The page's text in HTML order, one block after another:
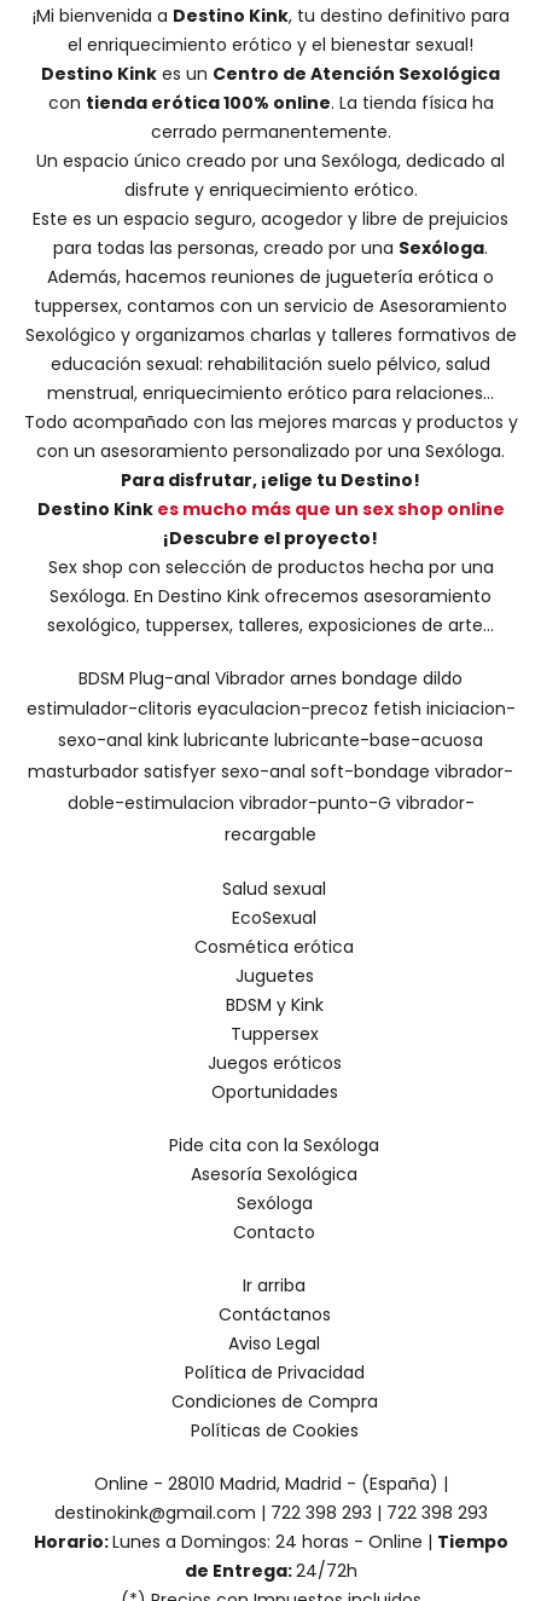
¡Mi bienvenida a Destino Kink, tu destino definitivo para
el enriquecimiento erótico y el bienestar sexual!
Destino Kink es un Centro de Atención Sexológica
con tienda erótica 100% online. La tienda física ha
cerrado permanentemente.
Un espacio único creado por una Sexóloga, dedicado al
disfrute y enriquecimiento erótico.
Este es un espacio seguro, acogedor y libre de prejuicios
para todas las personas, creado por una Sexóloga.
Además, hacemos reuniones de juguetería erótica o
tuppersex, contamos con un servicio de Asesoramiento
Sexológico y organizamos charlas y talleres formativos de
educación sexual: rehabilitación suelo pélvico, salud
menstrual, enriquecimiento erótico para relaciones...
Todo acompañado con las mejores marcas y productos y
con un asesoramiento personalizado por una Sexóloga.
Para disfrutar, ¡elige tu Destino!
Destino Kink es mucho más que un sex shop online
¡Descubre el proyecto!
Sex shop con selección de productos hecha por una
Sexóloga. En Destino Kink ofrecemos asesoramiento
sexológico, tuppersex, talleres, exposiciones de arte...
BDSM Plug-anal Vibrador arnes bondage dildo
estimulador-clitoris eyaculacion-precoz fetish iniciacion-
sexo-anal kink lubricante lubricante-base-acuosa
masturbador satisfyer sexo-anal soft-bondage vibrador-
doble-estimulacion vibrador-punto-G vibrador-
recargable
Salud sexual
EcoSexual
Cosmética erótica
Juguetes
BDSM y Kink
Tuppersex
Juegos eróticos
Oportunidades
Pide cita con la Sexóloga
Asesoría Sexológica
Sexóloga
Contacto
Ir arriba
Contáctanos
Aviso Legal
Política de Privacidad
Condiciones de Compra
Políticas de Cookies
Online - 28010 Madrid, Madrid - (España) |
destinokink@gmail.com | 722 398 293 | 722 398 293
Horario:Lunes a Domingos: 24 horas - Online | Tiempo
de Entrega:24/72h